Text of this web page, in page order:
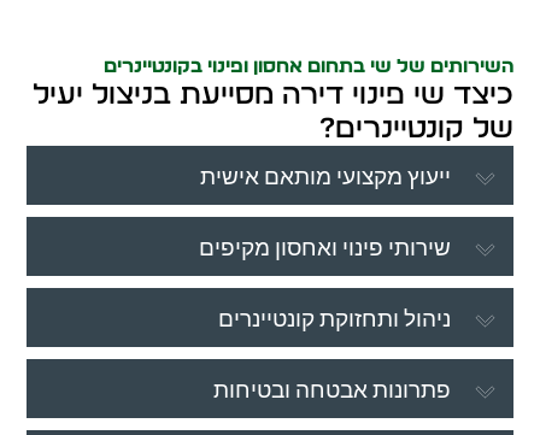
השירותים של שי בתחום אחסון ופינוי בקונטיינרים
כיצד שי פינוי דירה מסייעת בניצול יעיל
של קונטיינרים?
ייעוץ מקצועי מותאם אישית
שירותי פינוי ואחסון מקיפים
ניהול ותחזוקת קונטיינרים
פתרונות אבטחה ובטיחות